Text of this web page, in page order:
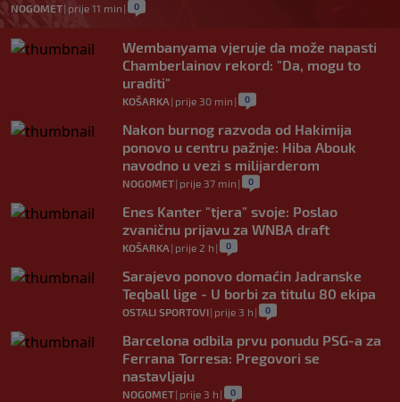
NOGOMET| prije 11 min | 0
Wembanyama vjeruje da može napasti
Chamberlainov rekord: "Da, mogu to
uraditi"
KOŠARKA | prije 30 min | 0
Nakon burnog razvoda od Hakimija
ponovo u centru pažnje: Hiba Abouk
navodno u vezi s milijarderom
NOGOMET| prije 37 min | 0
Enes Kanter "tjera" svoje: Poslao
zvaničnu prijavu za WNBA draft
KOŠARKA | prije 2 h | 0
Sarajevo ponovo domaćin Jadranske
Teqball lige - U borbi za titulu 80 ekipa
OSTALI SPORTOVI| prije 3 h | 0
Barcelona odbila prvu ponudu PSG-a za
Ferrana Torresa: Pregovori se
nastavljaju
NOGOMET| prije 3 h | 0